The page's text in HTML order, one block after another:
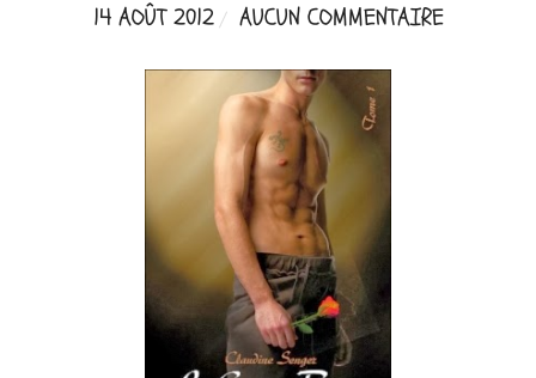
14 AOÛT 2012 AUCUN COMMENTAIRE